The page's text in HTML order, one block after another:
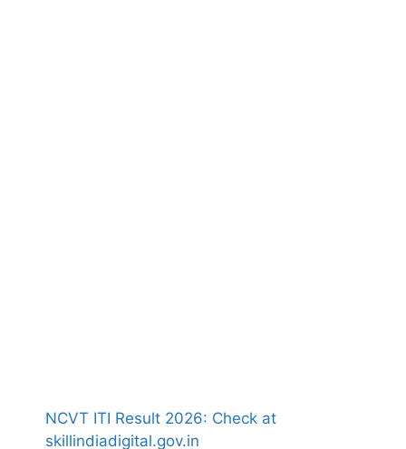
NCVT ITI Result 2026: Check at
skillindiadigital.gov.in